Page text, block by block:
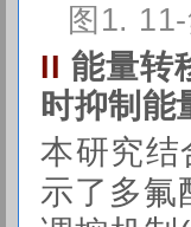
图1.
II 能量转
时抑制能
本研究结
示了多氟